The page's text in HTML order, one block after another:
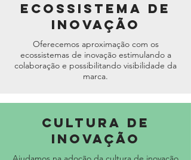
Ecossistema de
Inovação
Oferecemos aproximação com os
ecossistemas de inovação estimulando a
colaboração e possibilitando visibilidade da
marca.
Cultura de
Inovação